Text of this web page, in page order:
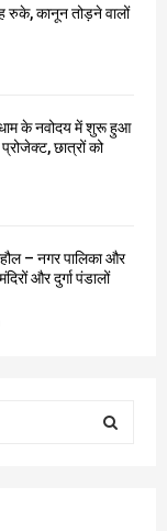
रुके, कानून तोड़ने वालों
के नवोदय में शुरू हुआ
छात्रों को
– नगर पालिका और
और दुर्गा पंडालों